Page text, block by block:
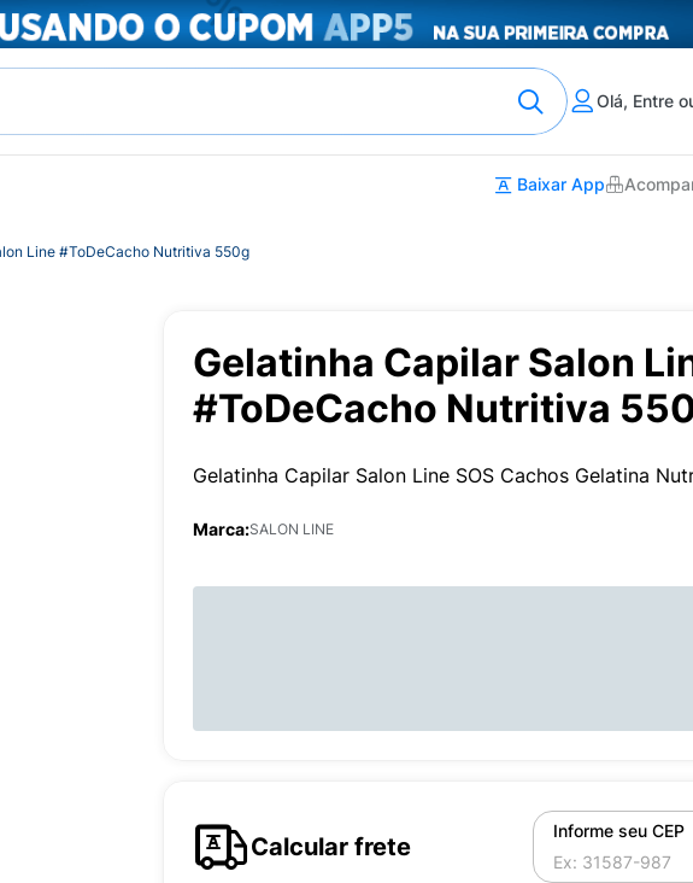
Olá, Entre
Baixar App
Line #ToDeCacho Nutritiva 550g
Gelatinha Capilar Salon
#ToDeCacho Nutritiva
Gelatinha Capilar Salon Line SOS Cachos Gelatina
Marca:SALON LINE
Calcular frete
Informe seu CEP